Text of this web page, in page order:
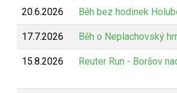
20.6.2026 Běh bez hodinek
17.7.2026 Běh o Neplachovský
15.8.2026 Reuter Run - Boršov